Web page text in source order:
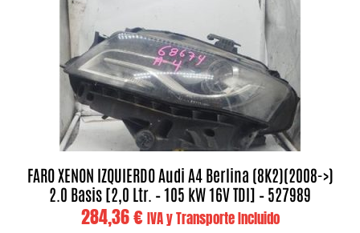
FARO XENON IZQUIERDO Audi A4 Berlina (8K2)(2008->)
2.0 Basis [2,0 Ltr. – 105 kW 16V TDI] – 527989
284,36€ IVA y Transporte Incluido